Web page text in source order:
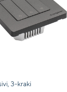
3-kraki